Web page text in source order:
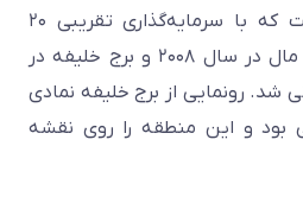
(Emaar Properties) است که با سرمایه‌گذاری تقریبی ۲۰
میلیارد دلار و افتتاح دبی مال در سال ۲۰۰۸ و برج خلیفه در
شد. رونمایی از برج خلیفه نمادی
و این منطقه را روی نقشه